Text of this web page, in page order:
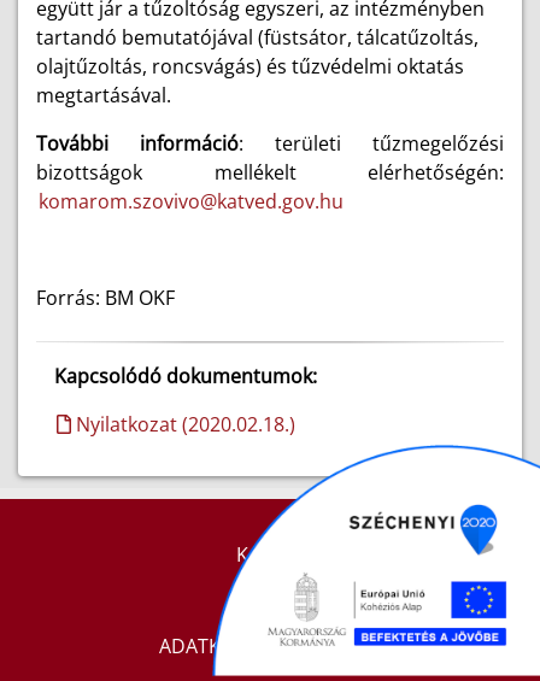
együtt jár a tűzoltóság egyszeri, az intézményben
tartandó bemutatójával (füstsátor, tálcatűzoltás,
olajtűzoltás, roncsvágás) és tűzvédelmi oktatás
megtartásával.
További információ: területi tűzmegelőzési
bizottságok mellékelt elérhetőségén:
komarom.szovivo@katved.gov.hu
Forrás: BM OKF
Kapcsolódó dokumentumok:
Nyilatkozat (2020.02.18.)
KAPCSOLAT
IMPRESSZUM
ADATKEZELÉSI TÁJÉKOZTATÓ